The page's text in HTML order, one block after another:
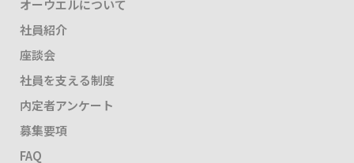
オーウエルについて
社員紹介
座談会
社員を支える制度
内定者アンケート
募集要項
FAQ